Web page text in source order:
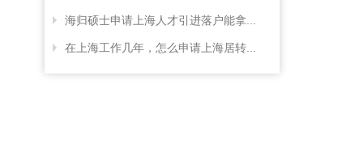
海归硕士申请上海人才引进落户能拿...
在上海工作几年，怎么申请上海居转...